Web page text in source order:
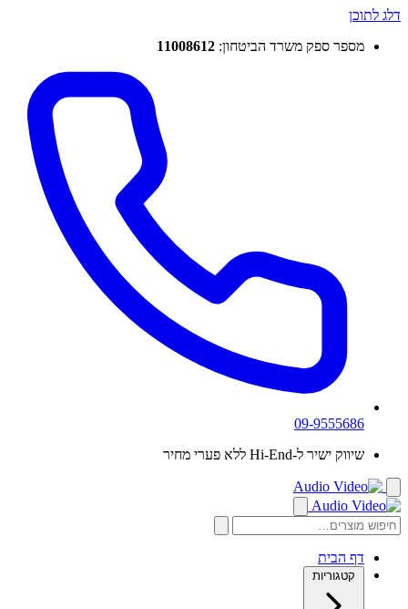
דלג לתוכן
מספר ספק משרד הביטחון: 11008612
09-9555686
שיווק ישיר ל-Hi-End ללא פערי מחיר
דף הבית
קטגוריות